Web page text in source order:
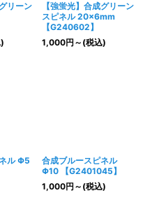
リーン
【強蛍光】合成グリーン
スピネル 20×6mm
【G240602】
1,000円 ～ (税込)
ル Φ5
合成ブルースピネル
Φ10 【G2401045】
1,000円 ～ (税込)